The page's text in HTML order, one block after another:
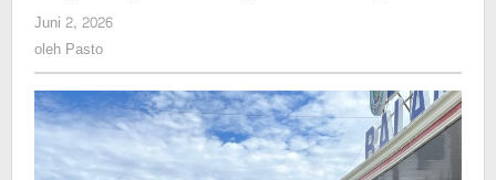
Tingkatkan
Layanan
Transportasi
Juni 2, 2026
oleh Pasto